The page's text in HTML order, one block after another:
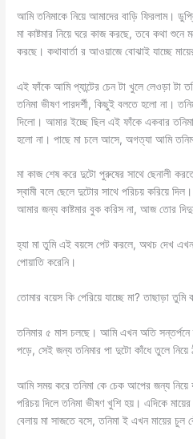
আমি তনিমাকে নিয়ে আমাদের বাড়ি ফিরলাম।
মা কাষ্টমার নিয়ে ঘরে কাজ করছে, তবে কথা শুনে
করছে। কথাবার্তা র আওয়াজে বোঝাই যাচ্ছে
এই ফাঁকে আমি প্যান্টের চেন টা খুলে লেওড়া টা
তনিমা ভীষণ পারদর্শী, কিছুই বলতে হলো না।
দিলো। আমার ইচ্ছে ছিল এই ফাঁকে একবার
হলো না। পাছে মা চলে আসে, অগত্যা আমি
মা কাজ শেষ করে দুটো পুরুষের সাথে ছেনালী
স্বামী বলে ছেলে দুটোর সাথে পরিচয় করিয়ে
আমার জন্য কাষ্টমার বুক করিস না, আজ তোর
হ্যা মা তুমি এই বয়সে পেট করলে, অথচ দেখ
পোয়াতি করেনি।
তোমার বয়েস কি পেরিয়ে যাচ্ছে মা? তাছাড়া তুমি
তনিমার ৫ মাস চলছে। আমি এখন অতি সন্তর্পনে
পড়ে, সেই জন্য তনিমার পা দুটো কাঁধে তুলে নিয়ে
আমি সময় করে তনিমা কে চেক আপের জন্য নিয়ে
পরিচয় দিলে তনিমা ভীষণ খুশি হয়। এদিকে
বেলায় মা সাজতে বসে, তনিমা ই এখন মায়ের চুল